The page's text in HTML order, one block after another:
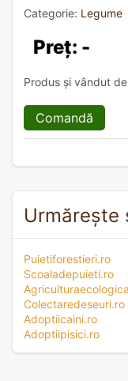
Categorie: Legume
Preț: -
Produs și vândut
Comandă
Urmărește
Puietiforestieri.ro
Scoaladepuieti.ro
Colectaredeseuri.ro
Adoptiicaini.ro
Adoptiipisici.ro